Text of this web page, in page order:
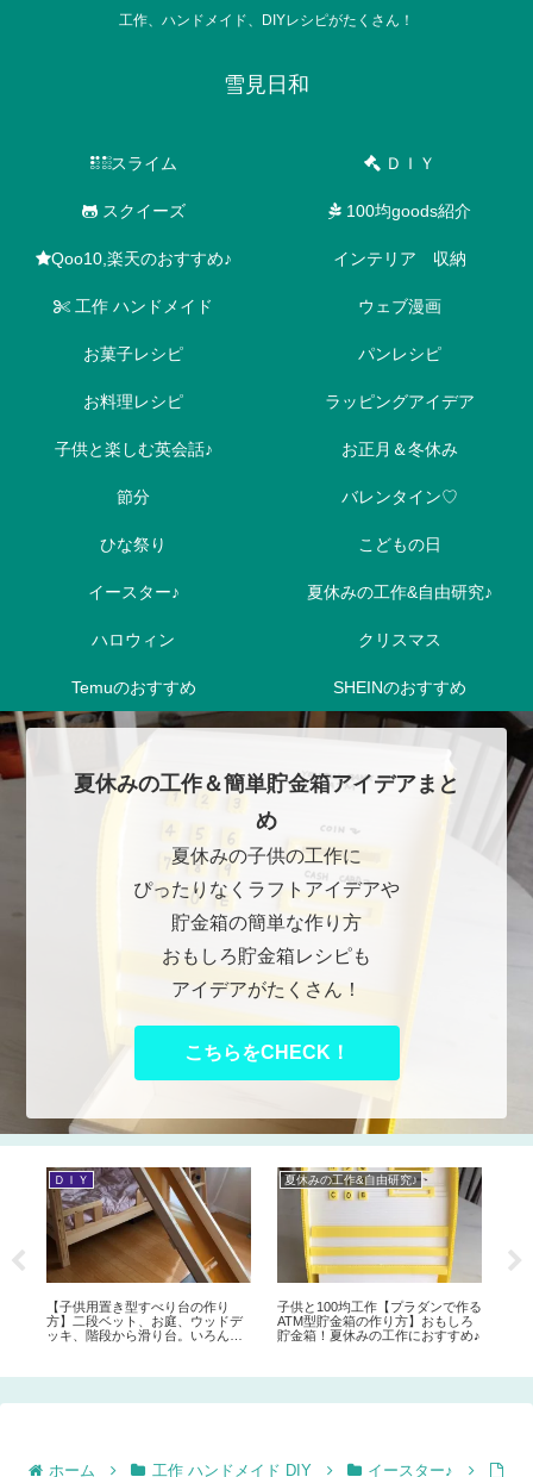
工作、ハンドメイド、DIYレシピがたくさん！
雪見日和
スライム ＤＩＹ
スクイーズ 100均goods紹介
Qoo10,楽天のおすすめ♪ インテリア 収納
工作 ハンドメイド ウェブ漫画
お菓子レシピ パンレシピ
お料理レシピ ラッピングアイデア
子供と楽しむ英会話♪ お正月＆冬休み
節分 バレンタイン♡
ひな祭り こどもの日
イースター♪ 夏休みの工作&自由研究♪
ハロウィン クリスマス
Temuのおすすめ SHEINのおすすめ
夏休みの工作＆簡単貯金箱アイデアまと
め
夏休みの子供の工作に
ぴったりなくラフトアイデアや
貯金箱の簡単な作り方
おもしろ貯金箱レシピも
アイデアがたくさん！
こちらをCHECK！
お菓子レシピ
煮沸消毒や洗い物いらず！簡単♪カ
スピ海ヨーグルトの増やし方。牛
乳パックをそのまま使えば解決！
とってもらくちんな方法をご紹介♪
インテリア 収納
クリスマスに束ねるだけで簡単可
愛い【スワッグリース】を手作り
してみよう♪素敵なドアデコレーシ
ョン クリスマススワッグの作り方
ホーム 工作 ハンドメイド DIY
イースター♪